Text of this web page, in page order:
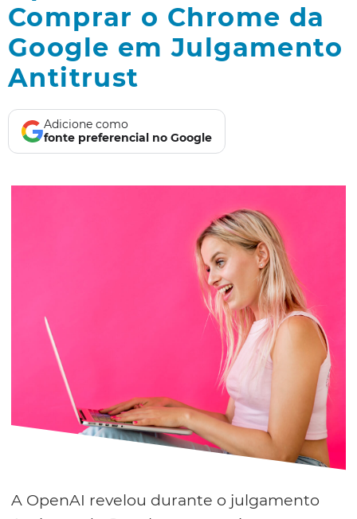
Comprar o Chrome da
Google em Julgamento
Antitrust
Adicione como
fonte preferencial no Google
A OpenAI revelou durante o julgamento